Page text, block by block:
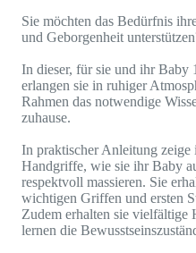
Sie möchten das Bedürfnis
und Geborgenheit
In dieser, für sie und ihr Baby
erlangen sie in ruhiger
Rahmen das notwendige
zuhause.
In praktischer Anleitung zeige
Handgriffe, wie sie ihr Baby
respektvoll massieren. Sie
wichtigen Griffen und ersten
Zudem erhalten sie vielfältige
lernen die